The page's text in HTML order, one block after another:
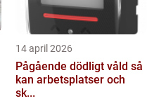
14 april 2026
Pågående dödligt våld så
kan arbetsplatser och
sk...